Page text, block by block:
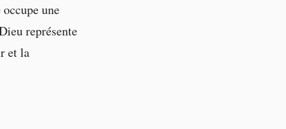
occupe une
représente
et la